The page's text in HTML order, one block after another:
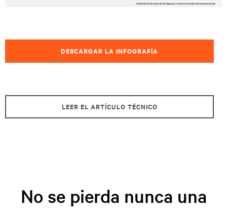
DESCARGAR LA INFOGRAFÍA
LEER EL ARTÍCULO TÉCNICO
No se pierda nunca una